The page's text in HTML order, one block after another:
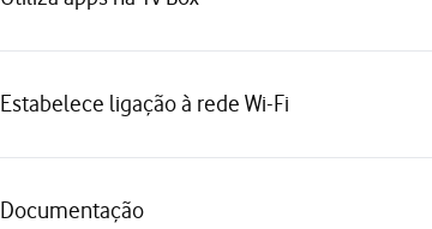
Estabelece ligação à rede Wi-Fi
Documentação